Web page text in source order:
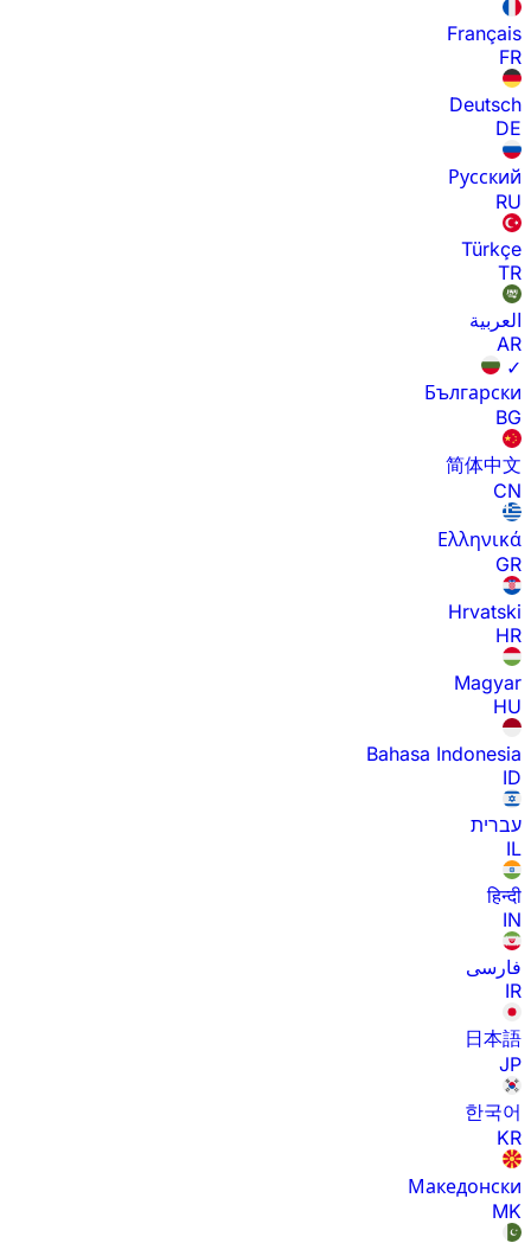
Français
FR
Deutsch
DE
Русский
RU
Türkçe
TR
العربية
AR
✓
Български
BG
简体中文
CN
Ελληνικά
GR
Hrvatski
HR
Magyar
HU
Bahasa Indonesia
ID
עברית
IL
हिन्दी
IN
فارسی
IR
日本語
JP
한국어
KR
Македонски
MK